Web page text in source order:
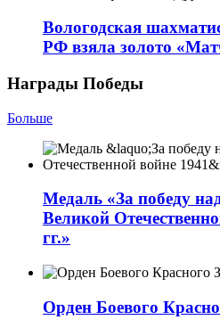
Вологодская
РФ взяла золото
Награды Победы
Больше
Медаль «За победу
Великой
гг.»
Орден Боевого